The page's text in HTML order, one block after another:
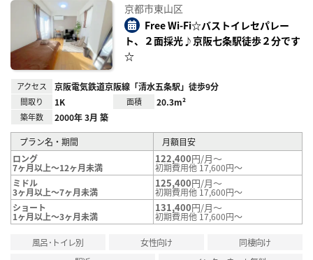
り登
京都市東山区
Free Wi-Fi☆バストイレセパレー
ト、２面採光♪京阪七条駅徒歩２分です
☆
アクセス 京阪電気鉄道京阪線「清水五条駅」徒歩9分
間取り 1K 面積 20.3m²
築年数 2000年 3月 築
プラン名・期間
月額目安
ロング
7ヶ月以上～12ヶ月未満
122,400円/月～
初期費用他 17,600円～
ミドル
3ヶ月以上～7ヶ月未満
125,400円/月～
初期費用他 17,600円～
ショート
1ヶ月以上～3ヶ月未満
131,400円/月～
初期費用他 17,600円～
風呂･トイレ別 女性向け
同棲向け